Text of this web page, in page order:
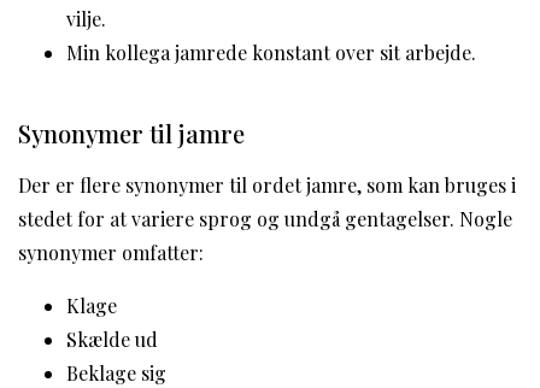
vilje.
Min kollega jamrede konstant over sit arbejde.
Synonymer til jamre
Der er flere synonymer til ordet jamre, som kan bruges i
stedet for at variere sprog og undgå gentagelser. Nogle
synonymer omfatter:
Klage
Skælde ud
Beklage sig